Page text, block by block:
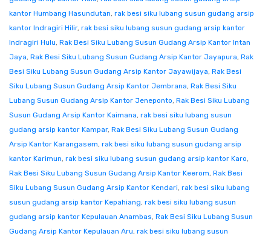
kantor Humbang Hasundutan, rak besi siku lubang susun gudang arsip
kantor Indragiri Hilir, rak besi siku lubang susun gudang arsip kantor
Indragiri Hulu, Rak Besi Siku Lubang Susun Gudang Arsip Kantor Intan
Jaya, Rak Besi Siku Lubang Susun Gudang Arsip Kantor Jayapura, Rak
Besi Siku Lubang Susun Gudang Arsip Kantor Jayawijaya, Rak Besi
Siku Lubang Susun Gudang Arsip Kantor Jembrana, Rak Besi Siku
Lubang Susun Gudang Arsip Kantor Jeneponto, Rak Besi Siku Lubang
Susun Gudang Arsip Kantor Kaimana, rak besi siku lubang susun
gudang arsip kantor Kampar, Rak Besi Siku Lubang Susun Gudang
Arsip Kantor Karangasem, rak besi siku lubang susun gudang arsip
kantor Karimun, rak besi siku lubang susun gudang arsip kantor Karo,
Rak Besi Siku Lubang Susun Gudang Arsip Kantor Keerom, Rak Besi
Siku Lubang Susun Gudang Arsip Kantor Kendari, rak besi siku lubang
susun gudang arsip kantor Kepahiang, rak besi siku lubang susun
gudang arsip kantor Kepulauan Anambas, Rak Besi Siku Lubang Susun
Gudang Arsip Kantor Kepulauan Aru, rak besi siku lubang susun